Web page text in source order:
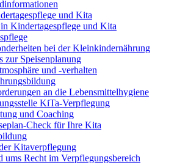
und Kita
Kindertagespflege und Kita
bei der Kleinkindernährung
zur Speisenplanung
und -verhalten
an die Lebensmittelhygiene
KiTa-Verpflegung
und Coaching
Check für Ihre Kita
Kitaverpflegung
ums Recht im Verpflegungsbereich